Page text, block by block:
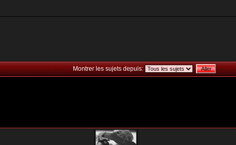
Montrer les sujets depuis: